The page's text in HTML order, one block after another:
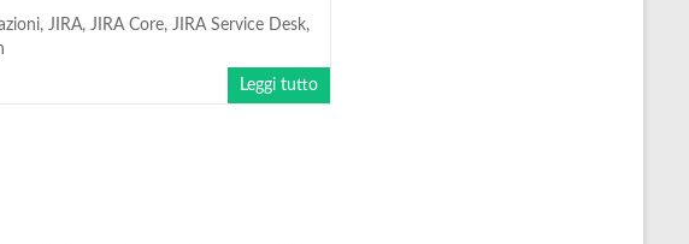
, JIRA, JIRA Core, JIRA Service Desk,
Leggi tutto